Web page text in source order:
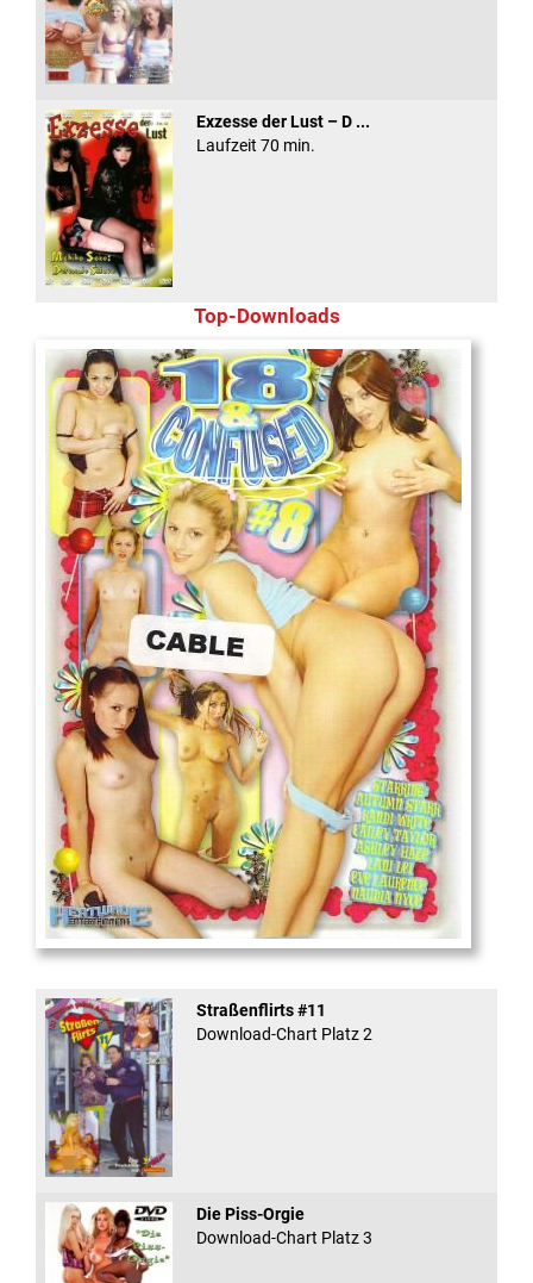
Exzesse der Lust – D ...
Laufzeit 70 min.
Top-Downloads
And Confused #8 - ...
Straßenflirts #11
Download-Chart Platz 2
Die Piss-Orgie
Download-Chart Platz 3